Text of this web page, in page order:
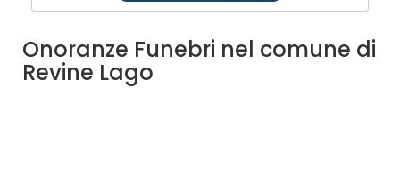
Onoranze Funebri nel comune di
Revine Lago